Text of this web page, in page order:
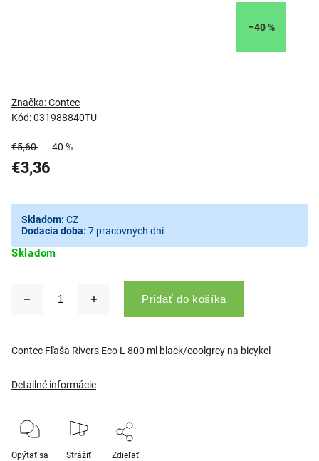
–40 %
Kód:031988840TU
Značka:Contec
€5,60 –40 %
€3,36
Skladom
Skladom: CZ
Dodacia doba: 7 pracovných dní
Pridať do košíka
Contec Fľaša Rivers Eco L 800 ml black/coolgrey na bicykel
Detailné informácie
Opýtať sa Strážiť Zdieľať